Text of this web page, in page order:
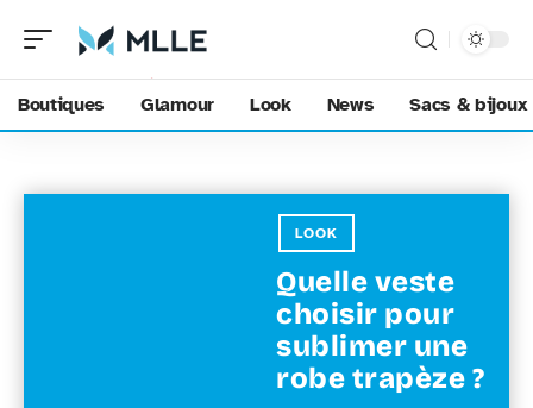
Boutiques Glamour Look News Sacs & bijoux
LOOK
Quelle veste
choisir pour
sublimer une
robe trapèze ?